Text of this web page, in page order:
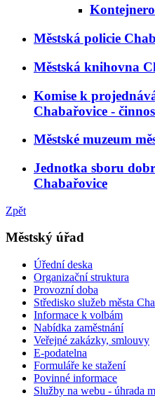
Městská policie
Městská knihovna
Komise k
Chabařovice -
Městské muzeum
Jednotka sboru
Chabařovice
Zpět
Městský úřad
Úřední deska
Organizační struktura
Provozní doba
Středisko služeb města
Informace k volbám
Nabídka zaměstnání
Veřejné zakázky, smlouvy
E-podatelna
Formuláře ke stažení
Povinné informace
Služby na webu - úhrada